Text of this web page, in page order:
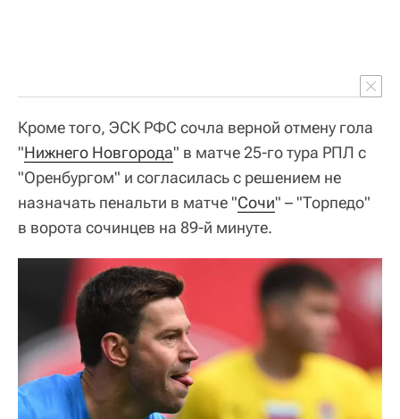
Кроме того, ЭСК РФС сочла верной отмену гола
"Нижнего Новгорода" в матче 25-го тура РПЛ с
"Оренбургом" и согласилась с решением не
назначать пенальти в матче "Сочи" – "Торпедо"
в ворота сочинцев на 89-й минуте.